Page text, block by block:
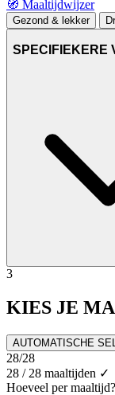
🧭 Maaltijdwijzer
Gezond & lekker
SPECIFIEKERE
3
KIES JE
AUTOMATISCHE
28/28
28 / 28 maaltijden ✓
Hoeveel per maaltijd?